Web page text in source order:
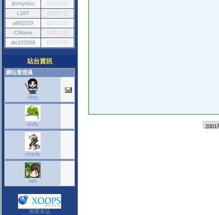
jimmyhsu
03月30日
L16T
03月27日
a882029
03月23日
CRome
03月21日
dio101868
03月19日
站台資訊
網站管理員
bing
andy
charlie
neil
推薦本站